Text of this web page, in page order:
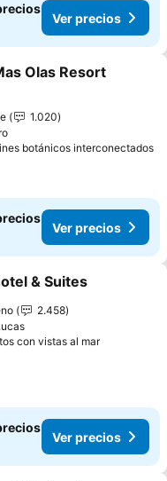
Ver precios
a favoritos
Olas Resort
1.020
botánicos interconectados
Ver precios
a favoritos
& Suites
2.458
con vistas al mar
Ver precios